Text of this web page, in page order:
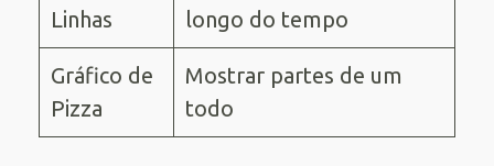
Linhas
longo do tempo
Gráfico de
Pizza
Mostrar partes de um
todo